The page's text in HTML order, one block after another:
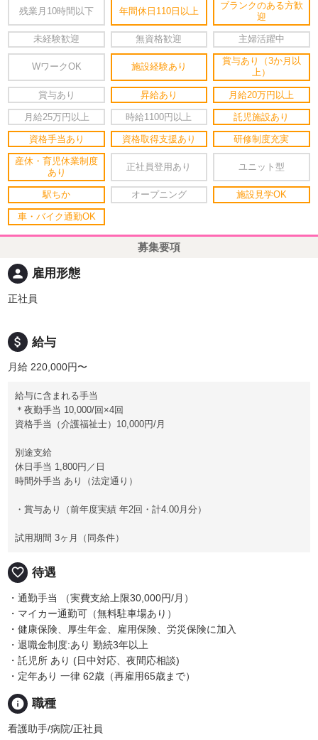
残業月10時間以下 年間休日110日以上
ブランクのある方歓
迎
未経験歓迎 無資格歓迎 主婦活躍中
WワークOK 施設経験あり
賞与あり（3か月以
上）
賞与あり 昇給あり 月給20万円以上
月給25万円以上 時給1100円以上 託児施設あり
資格手当あり 資格取得支援あり 研修制度充実
産休・育児休業制度
あり
正社員登用あり ユニット型
駅ちか オープニング 施設見学OK
車・バイク通勤OK
募集要項
person 雇用形態
正社員
attach_money 給与
月給 220,000円〜
給与に含まれる手当
＊夜勤手当 10,000/回×4回
資格手当（介護福祉士）10,000円/月
別途支給
休日手当 1,800円／日
時間外手当 あり（法定通り）
・賞与あり（前年度実績 年2回・計4.00月分）
試用期間 3ヶ月（同条件）
favorite_border 待遇
・通勤手当 （実費支給上限30,000円/月）
・マイカー通勤可（無料駐車場あり）
・健康保険、厚生年金、雇用保険、労災保険に加入
・退職金制度:あり 勤続3年以上
・託児所 あり (日中対応、夜間応相談)
・定年あり 一律 62歳（再雇用65歳まで）
info 職種
看護助手/病院/正社員